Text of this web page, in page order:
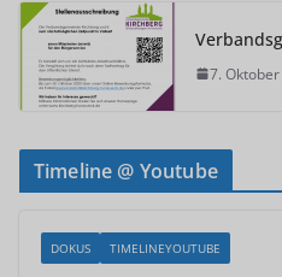
7.
Timeline @ Youtube
DOKUS TIMELINEYOUTUBE